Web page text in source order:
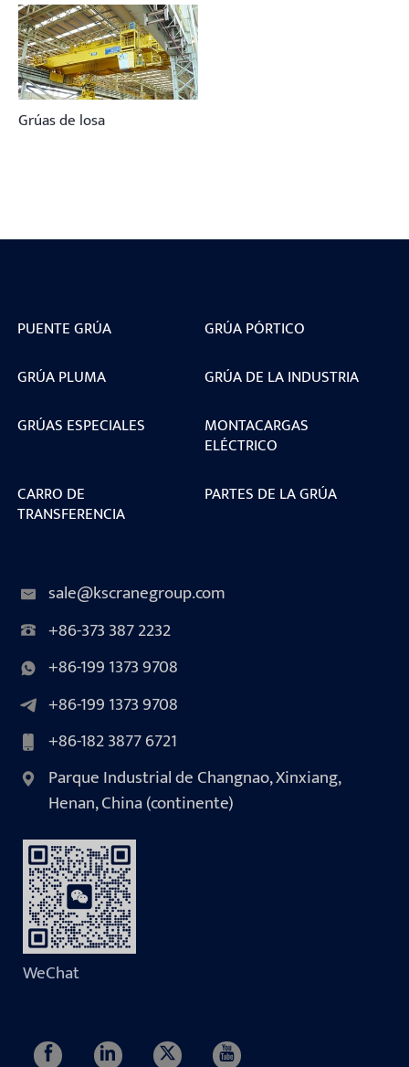
Grúas de losa
PUENTE GRÚA
GRÚA PÓRTICO
GRÚA PLUMA
GRÚA DE LA INDUSTRIA
GRÚAS ESPECIALES
MONTACARGAS
ELÉCTRICO
CARRO DE
TRANSFERENCIA
PARTES DE LA GRÚA
sale@kscranegroup.com
+86-373 387 2232
+86-199 1373 9708
+86-199 1373 9708
+86-182 3877 6721
Parque Industrial de Changnao, Xinxiang,
Henan, China (continente)
WeChat